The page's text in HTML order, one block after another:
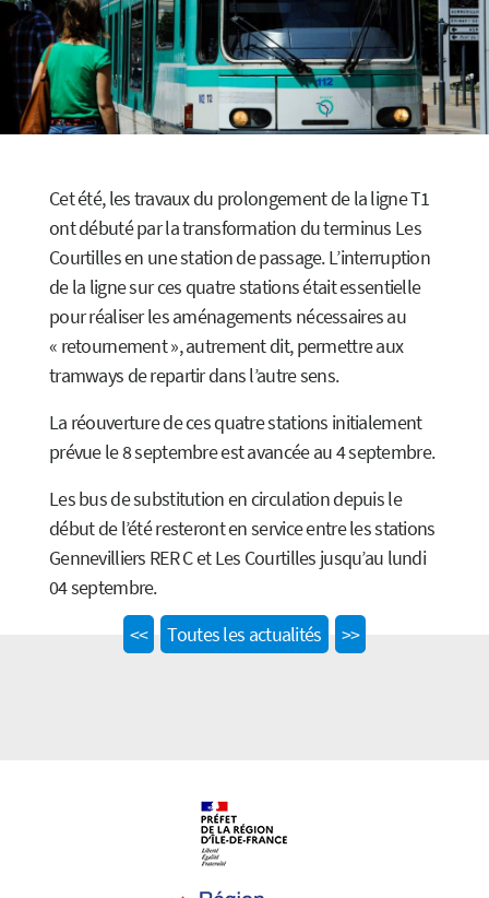
Cet été, les travaux du prolongement de la ligne T1
ont débuté par la transformation du terminus Les
Courtilles en une station de passage. L’interruption
de la ligne sur ces quatre stations était essentielle
pour réaliser les aménagements nécessaires au
« retournement », autrement dit, permettre aux
tramways de repartir dans l’autre sens.
La réouverture de ces quatre stations initialement
prévue le 8 septembre est avancée au 4 septembre.
Les bus de substitution en circulation depuis le
début de l’été resteront en service entre les stations
Gennevilliers RER C et Les Courtilles jusqu’au lundi
04 septembre.
<<Previous
Toutes les actualités >>Next